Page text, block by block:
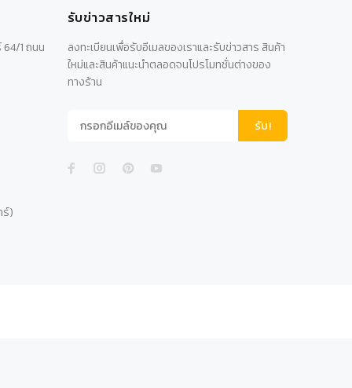
1 ถนน
ร์)
รับข่าวสารใหม่
ลงทะเบียนเพื่อรับอีเมลของเราและรับข่าวสาร สินค้า
ใหม่และสินค้าแนะนำตลอดจนโปรโมทชั่นต่างของ
ทางร้าน
รับ!